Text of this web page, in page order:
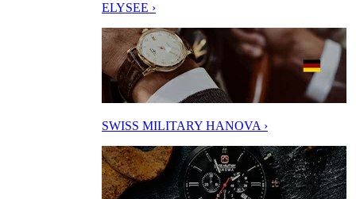
ELYSEE ›
SWISS MILITARY HANOVA ›